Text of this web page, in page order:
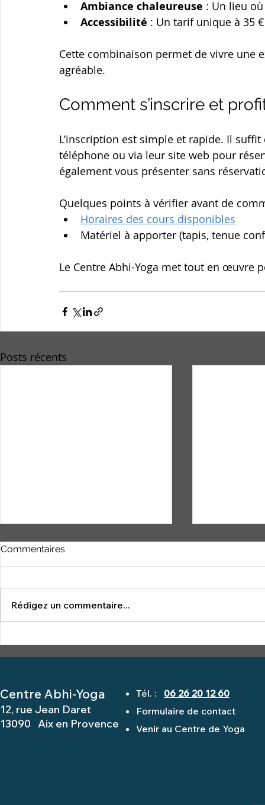
Ambiance chaleureuse : Un lieu
Accessibilité : Un tarif unique à 35
Cette combinaison permet de vivre une
agréable.
Comment s’inscrire et
L’inscription est simple et rapide. Il
téléphone ou via leur site web pour
également vous présenter sans
Quelques points à vérifier avant de
Horaires des cours disponibles
Matériel à apporter (tapis, tenue
Le Centre Abhi-Yoga met tout en œuvre
Posts récents
Commentaires
Rédigez un commentaire...
Centre Abhi-Yoga
12, rue Jean Daret
13090 Aix en Provence
Tél. : 06 26 20 12 60
Formulaire de contact
Venir au Centre de Yoga